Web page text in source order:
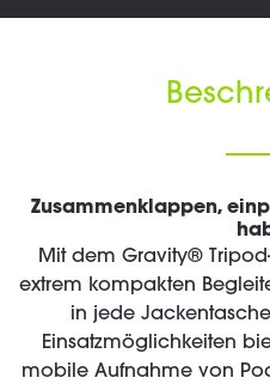
Zusammenklappen,
Mit dem Gravity®
extrem kompakten
in jede
Einsatzmöglichkeiten
mobile Aufnahme von